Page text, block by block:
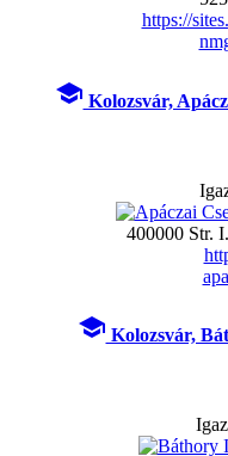
https://
school Kolozsvár,
400000 Str.
school Kolozsvár,